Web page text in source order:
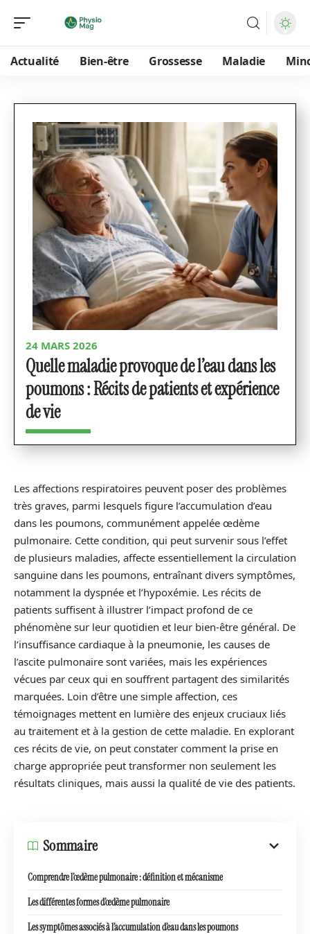
Actualité Bien-être Grossesse Maladie
24 MARS 2026
Quelle maladie provoque de l’eau dans les
poumons : Récits de patients et expérience
de vie
Les affections respiratoires peuvent poser des problèmes
très graves, parmi lesquels figure l’accumulation d’eau
dans les poumons, communément appelée œdème
pulmonaire. Cette condition, qui peut survenir sous l’effet
de plusieurs maladies, affecte essentiellement la circulation
sanguine dans les poumons, entraînant divers symptômes,
notamment la dyspnée et l’hypoxémie. Les récits de
patients suffisent à illustrer l’impact profond de ce
phénomène sur leur quotidien et leur bien-être général. De
l’insuffisance cardiaque à la pneumonie, les causes de
l’ascite pulmonaire sont variées, mais les expériences
vécues par ceux qui en souffrent partagent des similarités
marquées. Loin d’être une simple affection, ces
témoignages mettent en lumière des enjeux cruciaux liés
au traitement et à la gestion de cette maladie. En explorant
ces récits de vie, on peut constater comment la prise en
charge appropriée peut transformer non seulement les
résultats cliniques, mais aussi la qualité de vie des patients.
Sommaire
Comprendre l’œdème pulmonaire : définition et mécanisme
Les différentes formes d’œdème pulmonaire
Les symptômes associés à l’accumulation d’eau dans les poumons